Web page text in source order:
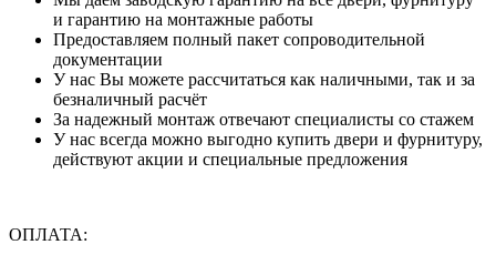
и гарантию на монтажные работы
Предоставляем полный пакет сопроводительной
документации
У нас Вы можете рассчитаться как наличными, так и за
безналичный расчёт
За надежный монтаж отвечают специалисты со стажем
У нас всегда можно выгодно купить двери и фурнитуру,
действуют акции и специальные предложения
ОПЛАТА: